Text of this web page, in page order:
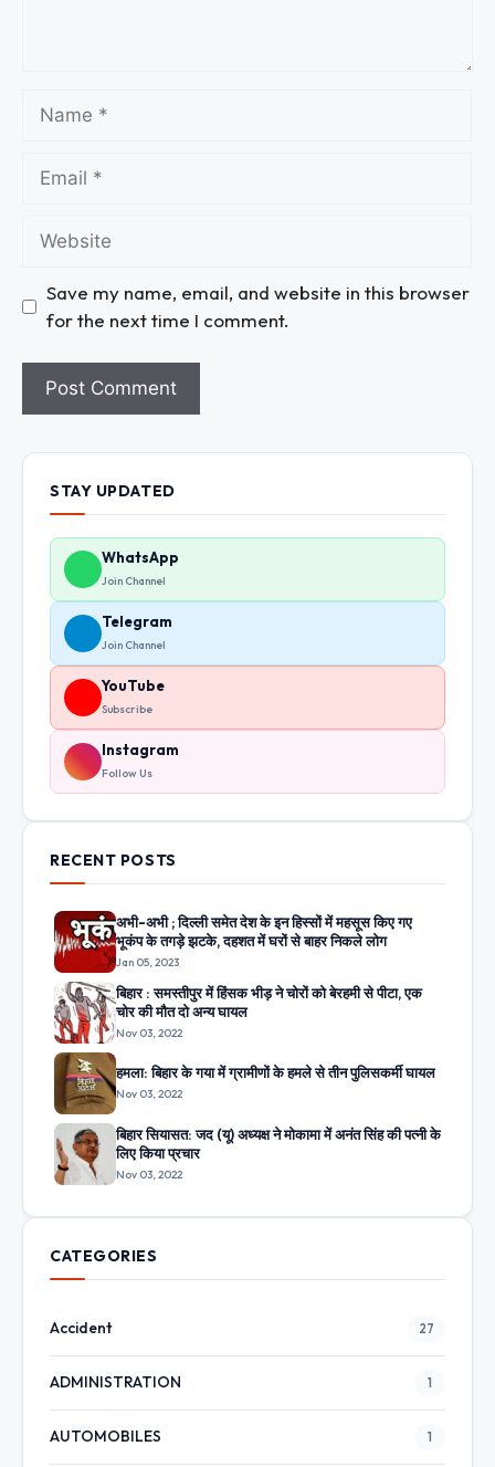
Save my name, email, and website in this browser
for the next time I comment.
STAY UPDATED
WhatsApp
Join Channel
Telegram
Join Channel
YouTube
Subscribe
Instagram
Follow Us
RECENT POSTS
अभी-अभी ; दिल्ली समेत देश के इन हिस्सों में महसूस किए गए
भूकंप के तगड़े झटके, दहशत में घरों से बाहर निकले लोग
Jan 05, 2023
बिहार : समस्तीपुर में हिंसक भीड़ ने चोरों को बेरहमी से पीटा, एक
चोर की मौत दो अन्य घायल
Nov 03, 2022
हमला: बिहार के गया में ग्रामीणों के हमले से तीन पुलिसकर्मी घायल
Nov 03, 2022
बिहार सियासत: जद (यू) अध्यक्ष ने मोकामा में अनंत सिंह की पत्नी के
लिए किया प्रचार
Nov 03, 2022
CATEGORIES
Accident 27
ADMINISTRATION 1
AUTOMOBILES 1